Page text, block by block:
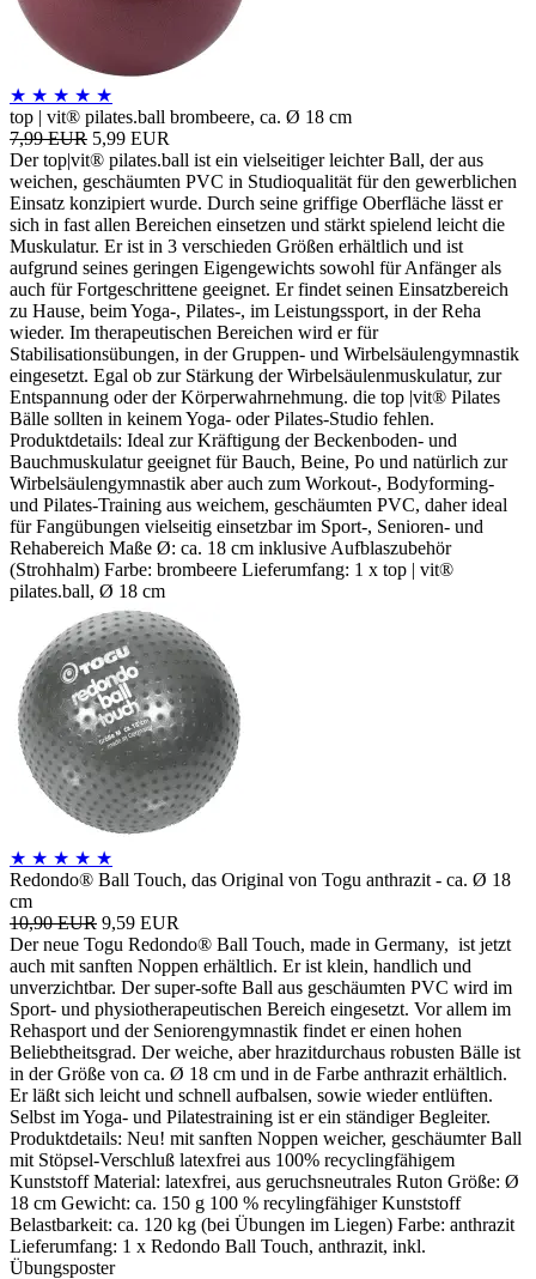
★ ★ ★ ★ ★
top | vit® pilates.ball brombeere, ca. Ø 18 cm
7,99 EUR 5,99 EUR
Der top|vit® pilates.ball ist ein vielseitiger leichter Ball, der aus
weichen, geschäumten PVC in Studioqualität für den gewerblichen
Einsatz konzipiert wurde. Durch seine griffige Oberfläche lässt er
sich in fast allen Bereichen einsetzen und stärkt spielend leicht die
Muskulatur. Er ist in 3 verschieden Größen erhältlich und ist
aufgrund seines geringen Eigengewichts sowohl für Anfänger als
auch für Fortgeschrittene geeignet. Er findet seinen Einsatzbereich
zu Hause, beim Yoga-, Pilates-, im Leistungssport, in der Reha
wieder. Im therapeutischen Bereichen wird er für
Stabilisationsübungen, in der Gruppen- und Wirbelsäulengymnastik
eingesetzt. Egal ob zur Stärkung der Wirbelsäulenmuskulatur, zur
Entspannung oder der Körperwahrnehmung. die top |vit® Pilates
Bälle sollten in keinem Yoga- oder Pilates-Studio fehlen.
Produktdetails: Ideal zur Kräftigung der Beckenboden- und
Bauchmuskulatur geeignet für Bauch, Beine, Po und natürlich zur
Wirbelsäulengymnastik aber auch zum Workout-, Bodyforming-
und Pilates-Training aus weichem, geschäumten PVC, daher ideal
für Fangübungen vielseitig einsetzbar im Sport-, Senioren- und
Rehabereich Maße Ø: ca. 18 cm inklusive Aufblaszubehör
(Strohhalm) Farbe: brombeere Lieferumfang: 1 x top | vit®
pilates.ball, Ø 18 cm
★ ★ ★ ★ ★
Redondo® Ball Touch, das Original von Togu anthrazit - ca. Ø 18
cm
10,90 EUR 9,59 EUR
Der neue Togu Redondo® Ball Touch, made in Germany, ist jetzt
auch mit sanften Noppen erhältlich. Er ist klein, handlich und
unverzichtbar. Der super-softe Ball aus geschäumten PVC wird im
Sport- und physiotherapeutischen Bereich eingesetzt. Vor allem im
Rehasport und der Seniorengymnastik findet er einen hohen
Beliebtheitsgrad. Der weiche, aber hrazitdurchaus robusten Bälle ist
in der Größe von ca. Ø 18 cm und in de Farbe anthrazit erhältlich.
Er läßt sich leicht und schnell aufbalsen, sowie wieder entlüften.
Selbst im Yoga- und Pilatestraining ist er ein ständiger Begleiter.
Produktdetails: Neu! mit sanften Noppen weicher, geschäumter Ball
mit Stöpsel-Verschluß latexfrei aus 100% recyclingfähigem
Kunststoff Material: latexfrei, aus geruchsneutrales Ruton Größe: Ø
18 cm Gewicht: ca. 150 g 100 % recylingfähiger Kunststoff
Belastbarkeit: ca. 120 kg (bei Übungen im Liegen) Farbe: anthrazit
Lieferumfang: 1 x Redondo Ball Touch, anthrazit, inkl.
Übungsposter